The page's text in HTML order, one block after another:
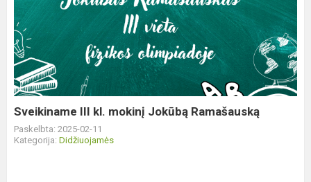
kl.
mokinį
Jokūbą
Ramašauską
Sveikiname III kl. mokinį Jokūbą Ramašauską
Paskelbta: 2025-02-11
Kategorija: Didžiuojamės